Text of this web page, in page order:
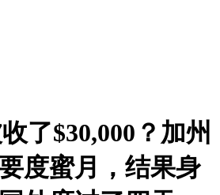
了$30,000？加州
度蜜月，结果身